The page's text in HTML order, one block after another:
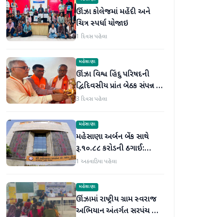
ઊંઝા કોલેજમાં મહેંદી અને
ચિત્ર સ્પર્ધા યોજાઇ
1 દિવસ પહેલા
મહેસાણા
ઊંઝા વિશ્વ હિંદુ પરિષદની
દ્વિદિવસીય પ્રાંત બેઠક સંપન્ન :
250 થી વધુ કાર્યકર્તાઓ
3 દિવસ પહેલા
મહેસાણા
મહેસાણા અર્બન બેંક સાથે
રૂ.૧૦.૮૮ કરોડની ઠગાઈ:
લોનની મિલકતો પતિ-પત્નીએ
1 અઠવાડિયા પહેલા
મહેસાણા
ઊંઝામાં રાષ્ટ્રીય ગ્રામ સ્વરાજ
અભિયાન અંતર્ગત સરપંચ અને